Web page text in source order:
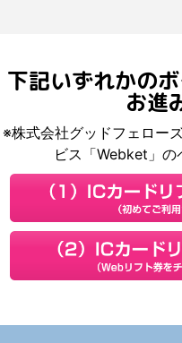
下記いずれかの
お進
※株式会社グッドフェロー
ビス「Webket」